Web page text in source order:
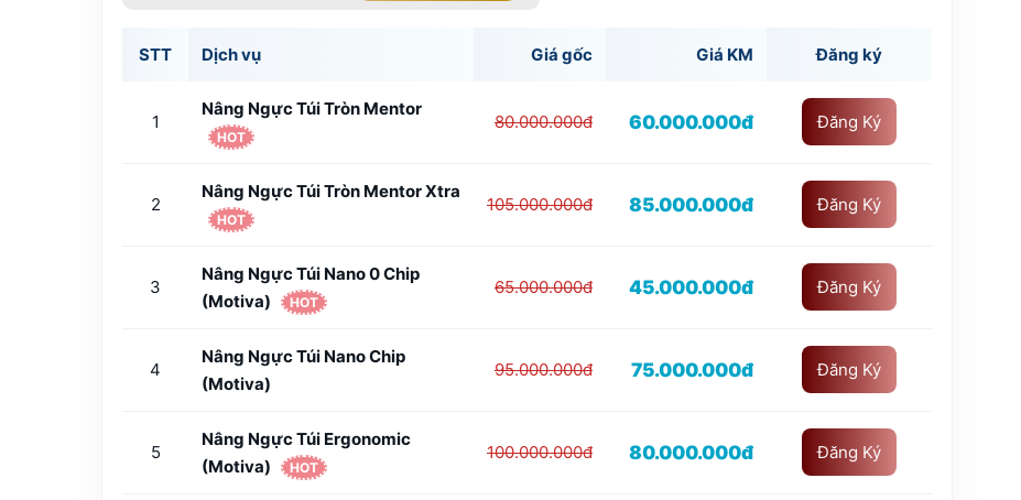
STT Dịch vụ Giá gốc Giá KM Đăng ký
1
Nâng Ngực Túi Tròn Mentor
HOT
80.000.000đ 60.000.000đ Đăng Ký
2
Nâng Ngực Túi Tròn Mentor Xtra
HOT
105.000.000đ 85.000.000đ Đăng Ký
3
Nâng Ngực Túi Nano 0 Chip
(Motiva)
HOT
65.000.000đ 45.000.000đ Đăng Ký
4
Nâng Ngực Túi Nano Chip
(Motiva)
95.000.000đ 75.000.000đ Đăng Ký
5
Nâng Ngực Túi Ergonomic
(Motiva)
HOT
100.000.000đ 80.000.000đ Đăng Ký